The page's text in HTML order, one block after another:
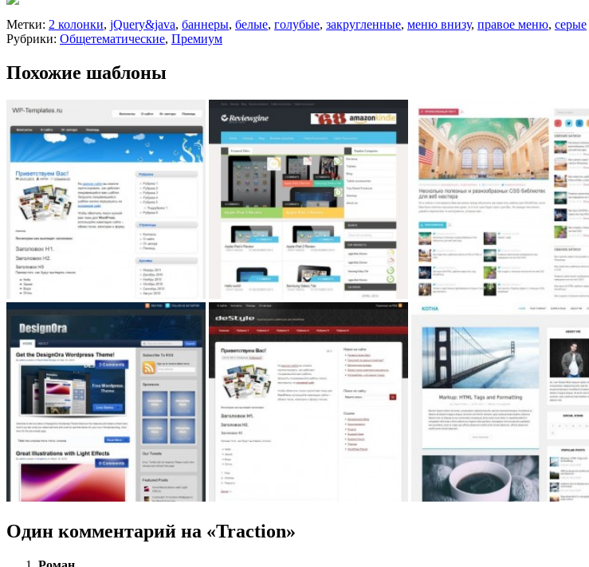
Метки: 2 колонки, jQuery&java, баннеры, белые, голубые, закругленные, меню внизу, правое меню, серые
Рубрики: Общетематические, Премиум
Похожие шаблоны
Один комментарий на «Traction»